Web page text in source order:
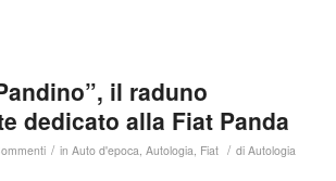
il raduno
dedicato alla Fiat Panda
/ in Auto d'epoca Autologia Fiat / di Autologia